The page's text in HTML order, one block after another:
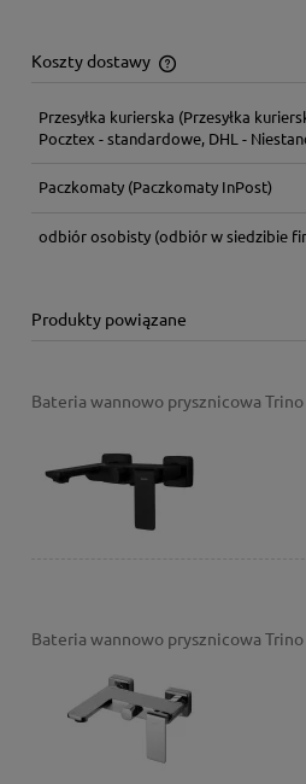
Koszty dostawy
Cena nie zawiera ewentualnych
Przesyłka kurierska (Przesyłka
Pocztex - standardowe, DHL -
Paczkomaty(Paczkomaty InPost)
odbiór osobisty(odbiór w siedzibie
Produkty powiązane
Bateria wannowo prysznicowa
Bateria wannowo prysznicowa